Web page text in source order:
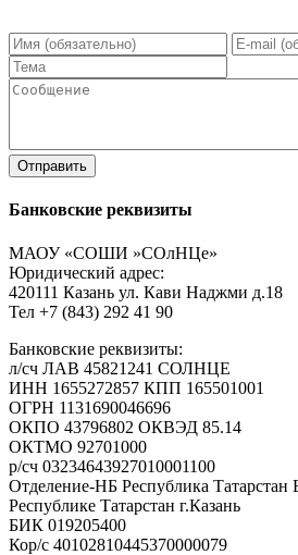
Банковские реквизиты
МАОУ «СОШИ »СОлНЦе»
Юридический адрес:
420111 Казань ул. Кави Наджми д.18
Тел +7 (843) 292 41 90
Банковские реквизиты:
л/сч ЛАВ 45821241 СОЛНЦЕ
ИНН 1655272857 КПП 165501001
ОГРН 1131690046696
ОКПО 43796802 ОКВЭД 85.14
ОКТМО 92701000
р/cч 03234643927010001100
Отделение-НБ Республика
Республике Татарстан г.Казань
БИК 019205400
Кор/с 40102810445370000079